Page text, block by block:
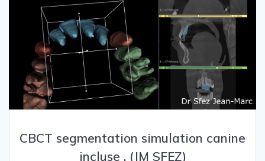
CBCT segmentation simulation canine
incluse . (JM SFEZ)